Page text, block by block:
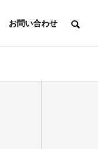
お問い合わせ